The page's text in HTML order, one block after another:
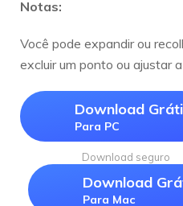
Notas:
Você pode expandir ou
excluir um ponto ou ajustar
Download
Para PC
Download seguro
Download
Para Mac